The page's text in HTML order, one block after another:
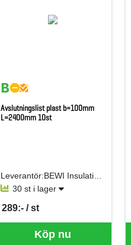
Avslutningslist plast b=100mm
L=2400mm 10st
30 st i lager
Köp nu
289:- / st
SEK per ST